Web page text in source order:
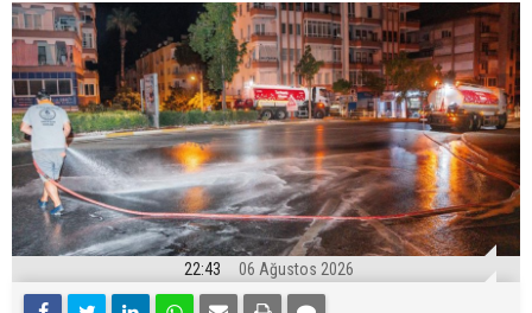
22:43 06 Ağustos 2026